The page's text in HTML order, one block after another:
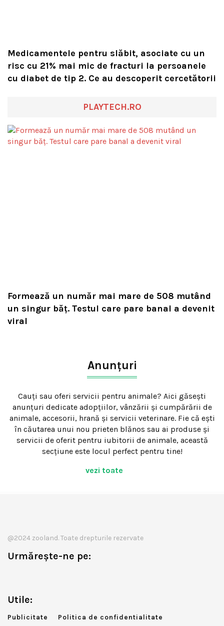
Medicamentele pentru slăbit, asociate cu un
risc cu 21% mai mic de fracturi la persoanele
cu diabet de tip 2. Ce au descoperit cercetătorii
PLAYTECH.RO
Formează un număr mai mare de 508 mutând
un singur băț. Testul care pare banal a devenit
viral
Anunțuri
Cauți sau oferi servicii pentru animale? Aici găsești
anunțuri dedicate adopțiilor, vânzării și cumpărării de
animale, accesorii, hrană și servicii veterinare. Fie că ești
în căutarea unui nou prieten blănos sau ai produse și
servicii de oferit pentru iubitorii de animale, această
secțiune este locul perfect pentru tine!
vezi toate
@2024 zooland. Toate drepturile rezervate
Urmărește-ne pe:
Utile:
Publicitate Politica de confidentialitate